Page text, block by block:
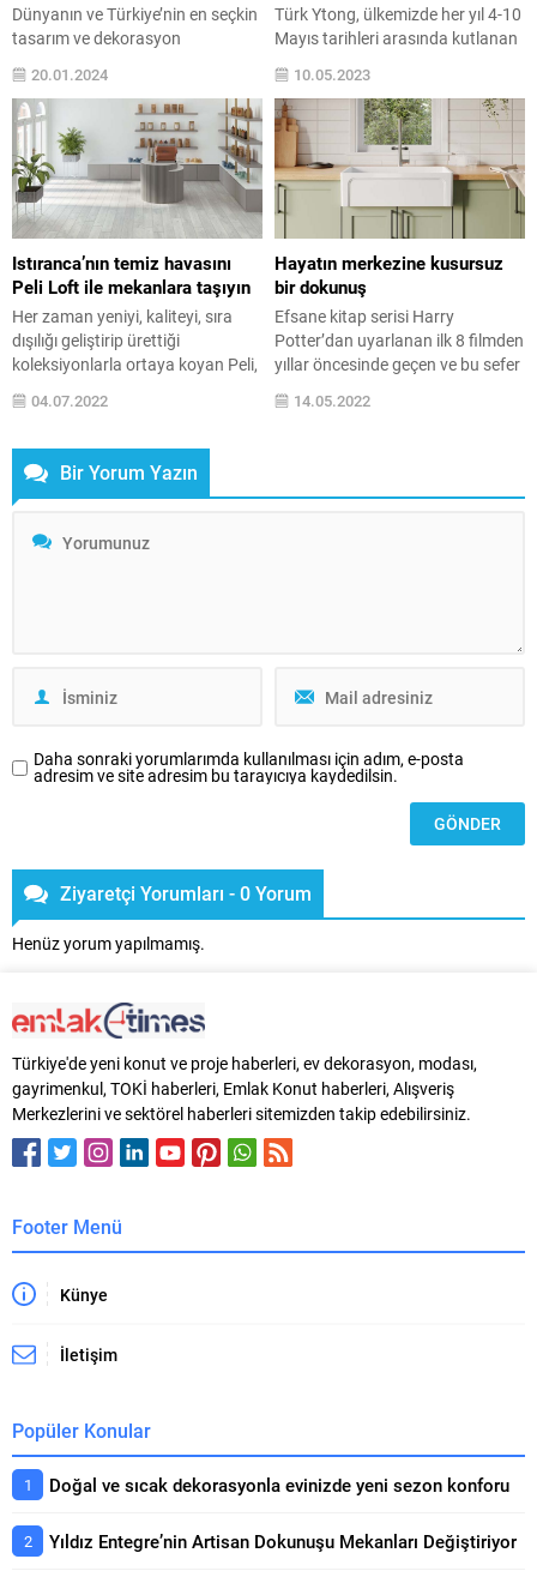
Dünyanın ve Türkiye’nin en seçkin
tasarım ve dekorasyon
markalarını tek çatı altında
toplayan Skyland HOM
Dekorasyon Merkezi, geleceğin iç
mimarları olacak üniversite
öğrencilerini “Mekanda Algısal
Tasarım” başlıklı bir panelde
buluşturuyor. 27 Ocak Cumartesi
günü gerçekleşecek etkinlikte
10’dan fazla
üniversitede mimarlık, iç mimarlık
ve endüstriyel tasarım
bölümlerinde öğrenim gören
öğrenciler, panele ücretsiz katılım
sağlayabilecekler....
20.01.2024
Türk Ytong, ülkemizde her yıl 4-10
Mayıs tarihleri arasında kutlanan
İş Sağlığı ve Güvenliği Haftası
kapsamında düzenlediği
etkinliklerle çalışanlarının iş
güvenliği konusundaki
farkındalığını artırmayı hedefliyor.
Türk Ytong çalışanlarının
çocukları, Ytong fabrikalarındaki
öğrendiler. Çocukların iş
güvenliğini anlatan resimlerle
renklendirdiği baretler Türk
Ytong’un 5 fabrikasındaki
sergilerde buluştu. Türkiye’nin...
10.05.2023
Istıranca’nın temiz havasını
Peli Loft ile mekanlara taşıyın
Her zaman yeniyi, kaliteyi, sıra
dışılığı geliştirip ürettiği
koleksiyonlarla ortaya koyan Peli,
Loft ailesinde yer alan Istranca
dekoru ile Istranca Dağları’nın
taşıyor. Dokunduğunuz anda
varlığını hissettiren Istranca, adı
gibi varlığıyla zeminlere ayrı bir
hava katıyor. Günümüzde
modern yaşam alanları ‘Loft’ tipi
04.07.2022
Hayatın merkezine kusursuz
bir dokunuş
Efsane kitap serisi Harry
Potter’dan uyarlanan ilk 8 filmden
yıllar öncesinde geçen ve bu sefer
sadece büyücü dünyasını değil,
muggle yani ...
14.05.2022
Bir Yorum Yazın
Daha sonraki yorumlarımda kullanılması için adım, e-posta
adresim ve site adresim bu tarayıcıya kaydedilsin.
Ziyaretçi Yorumları - 0 Yorum
Henüz yorum yapılmamış.
Türkiye'de yeni konut ve proje haberleri, ev dekorasyon, modası,
gayrimenkul, TOKİ haberleri, Emlak Konut haberleri, Alışveriş
Merkezlerini ve sektörel haberleri sitemizden takip edebilirsiniz.
Footer Menü
Künye
İletişim
Popüler Konular
Doğal ve sıcak dekorasyonla evinizde yeni sezon konforu
Yıldız Entegre’nin Artisan Dokunuşu Mekanları Değiştiriyor